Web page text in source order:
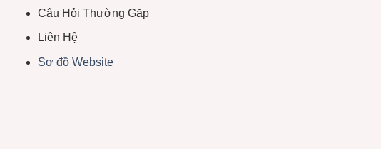
Câu Hỏi Thường Gặp
Liên Hệ
Sơ đồ Website